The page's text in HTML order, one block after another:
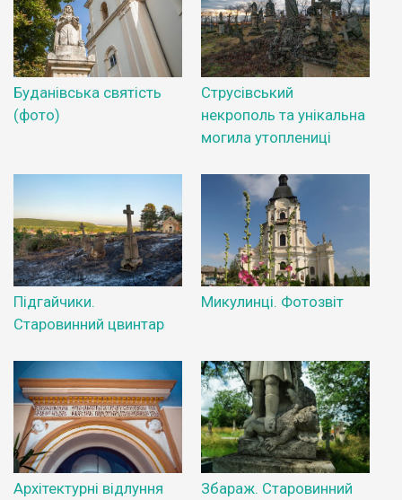
Буданівська святість
(фото)
Струсівський
некрополь та унікальна
могила утоплениці
Підгайчики.
Старовинний цвинтар
Микулинці. Фотозвіт
Архітектурні відлуння
Збараж. Старовинний